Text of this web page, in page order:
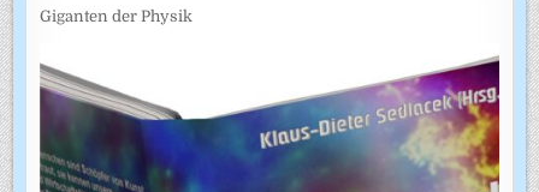
Giganten der Physik